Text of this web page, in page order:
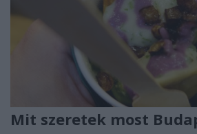
Mit szeretek most